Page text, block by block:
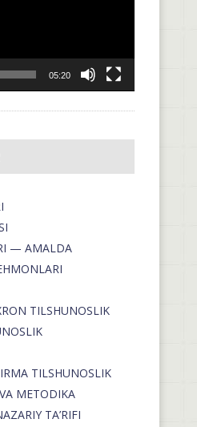
05:20
— AMALDA
TILSHUNOSLIK
TILSHUNOSLIK
METODIKA
TA’RIFI